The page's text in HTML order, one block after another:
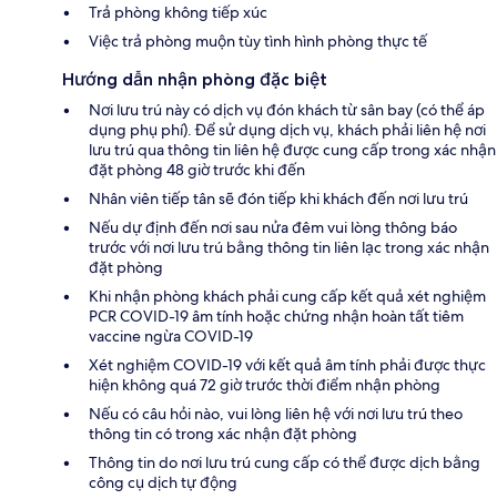
Trả phòng không tiếp xúc
Việc trả phòng muộn tùy tình hình phòng thực tế
Hướng dẫn nhận phòng đặc biệt
Nơi lưu trú này có dịch vụ đón khách từ sân bay (có thể áp
dụng phụ phí). Để sử dụng dịch vụ, khách phải liên hệ nơi
lưu trú qua thông tin liên hệ được cung cấp trong xác nhận
đặt phòng 48 giờ trước khi đến
Nhân viên tiếp tân sẽ đón tiếp khi khách đến nơi lưu trú
Nếu dự định đến nơi sau nửa đêm vui lòng thông báo
trước với nơi lưu trú bằng thông tin liên lạc trong xác nhận
đặt phòng
Khi nhận phòng khách phải cung cấp kết quả xét nghiệm
PCR COVID-19 âm tính hoặc chứng nhận hoàn tất tiêm
vaccine ngừa COVID-19
Xét nghiệm COVID-19 với kết quả âm tính phải được thực
hiện không quá 72 giờ trước thời điểm nhận phòng
Nếu có câu hỏi nào, vui lòng liên hệ với nơi lưu trú theo
thông tin có trong xác nhận đặt phòng
Thông tin do nơi lưu trú cung cấp có thể được dịch bằng
công cụ dịch tự động